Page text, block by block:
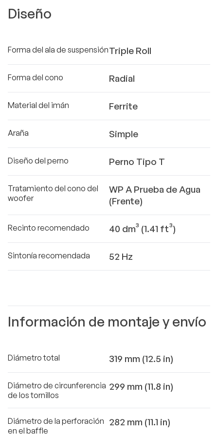
Diseño
Forma del ala de suspensiónTriple Roll
Forma del cono Radial
Material del imán Ferrite
Araña Simple
Diseño del perno Perno Tipo T
Tratamiento del cono del
woofer
WP A Prueba de Agua
(Frente)
Recinto recomendado 40 dm³ (1.41 ft³)
Sintonía recomendada 52 Hz
Información de montaje y envío
Diámetro total 319 mm (12.5 in)
Diámetro de circunferencia
de los tornillos
299 mm (11.8 in)
Diámetro de la perforación
en el baffle
282 mm (11.1 in)